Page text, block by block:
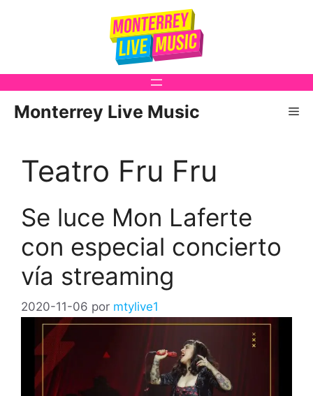
Monterrey Live Music
Teatro Fru Fru
Se luce Mon Laferte
con especial concierto
vía streaming
2020-11-06 por mtylive1